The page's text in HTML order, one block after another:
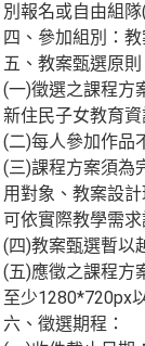
別報名或自由組
四、參加組別：
五、教案甄選原則
(一)徵選之課程方
新住民子女教育
(二)每人參加作品
(三)課程方案須為
用對象、教案設
可依實際教學需求
(四)教案甄選暫以
(五)應徵之課程方
至少1280*720px
六、徵選期程：